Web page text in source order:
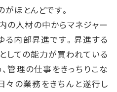
ほとんどです。
の人材の中からマネジャー
る内部昇進です。昇進する
しての能力が買われている
管理の仕事をきっちりこな
々の業務をきちんと遂行し